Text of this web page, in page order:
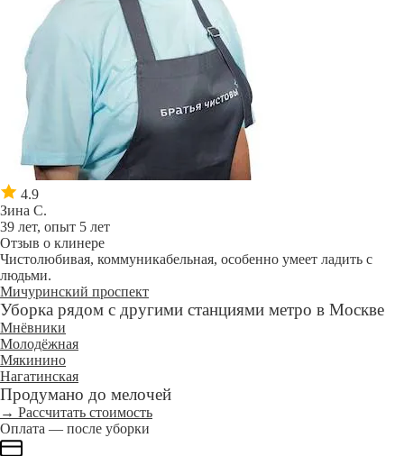
4.9
Зина С.
39 лет, опыт 5 лет
Отзыв о клинере
Чистолюбивая, коммуникабельная, особенно умеет ладить с
людьми.
Мичуринский проспект
Уборка рядом с другими станциями метро в Москве
Мнёвники
Молодёжная
Мякинино
Нагатинская
Продумано до мелочей
→ Рассчитать стоимость
Оплата — после уборки